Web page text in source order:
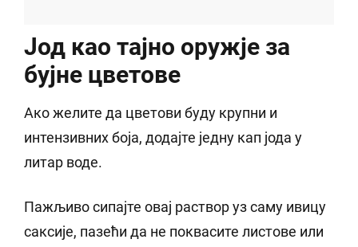
Јод као тајно оружје за
бујне цветове
Ако желите да цветови буду крупни и
интензивних боја, додајте једну кап јода у
литар воде.
Пажљиво сипајте овај раствор уз саму ивицу
саксије, пазећи да не поквасите листове или